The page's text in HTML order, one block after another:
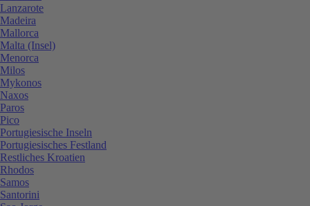
Lanzarote
Madeira
Mallorca
Malta (Insel)
Menorca
Milos
Mykonos
Naxos
Paros
Pico
Portugiesische Inseln
Portugiesisches Festland
Restliches Kroatien
Rhodos
Samos
Santorini